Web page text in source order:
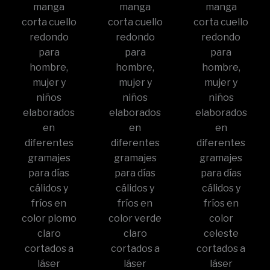
manga
corta cuello
redondo
para
hombre,
mujer y
niños
elaborados
en
diferentes
gramajes
para días
cálidos y
fríos en
color plomo
claro
cortados a
láser
manga
corta cuello
redondo
para
hombre,
mujer y
niños
elaborados
en
diferentes
gramajes
para días
cálidos y
fríos en
color verde
claro
cortados a
láser
manga
corta cuello
redondo
para
hombre,
mujer y
niños
elaborados
en
diferentes
gramajes
para días
cálidos y
fríos en
color
celeste
cortados a
láser